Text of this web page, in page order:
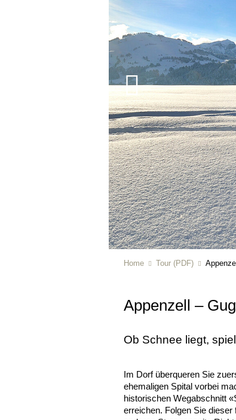
Home Tour (PDF)
Appenzell –
Ob Schnee liegt,
Im Dorf überqueren Sie
ehemaligen Spital vorbei
historischen Wegabschnitt
erreichen. Folgen Sie